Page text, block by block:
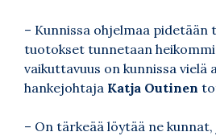
– Kunnissa ohjelmaa pidetään
tuotokset tunnetaan
vaikuttavuus on kunnissa vielä
hankejohtaja Katja Outinen
– On tärkeää löytää ne